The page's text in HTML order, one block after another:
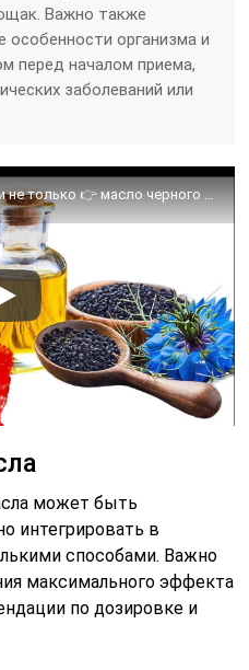
Важно также
особенности организма и
перед началом приема,
заболеваний или
может быть
интегрировать в
способами. Важно
максимального эффекта
по дозировке и